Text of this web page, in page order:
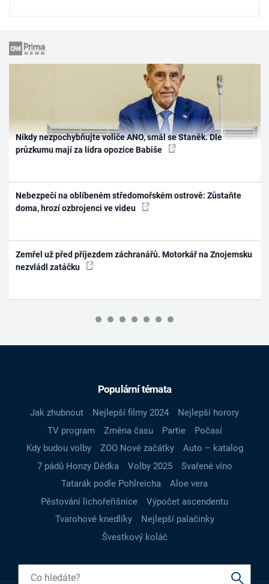
Nikdy nezpochybňujte voliče ANO, smál se Staněk. Dle
průzkumu mají za lídra opozice Babiše
Nebezpečí na oblíbeném středomořském ostrově: Zůstaňte
doma, hrozí ozbrojenci ve videu
Zemřel už před příjezdem záchranářů. Motorkář na Znojemsku
nezvládl zatáčku
Populární témata
Jak zhubnout Nejlepší filmy 2024
Nejlepší horory
TV program
Změna času Partie
Počasí
Kdy budou volby
ZOO Nové začátky
Auto – katalog
7 pádů Honzy Dědka
Volby 2025
Svařené víno
Tatarák podle Pohlreicha
Aloe vera
Pěstování lichořeřišnice
Výpočet ascendentu
Tvarohové knedlíky
Nejlepší palačinky
Švestkový koláč